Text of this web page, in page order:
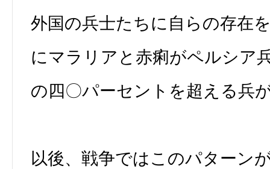
外国の兵士たちに自らの存在
にマラリアと赤痢がペルシア
の四〇パーセントを超える兵
以後、戦争ではこのパターン